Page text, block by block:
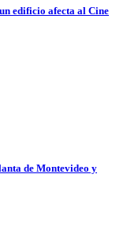
edificio afecta al Cine
de Montevideo y